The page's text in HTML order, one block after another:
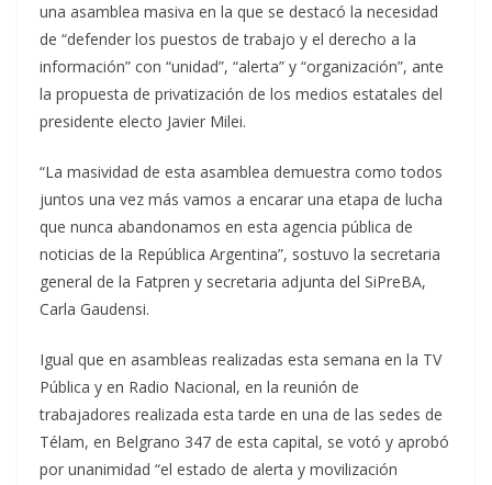
una asamblea masiva en la que se destacó la necesidad
de “defender los puestos de trabajo y el derecho a la
información” con “unidad”, “alerta” y “organización”, ante
la propuesta de privatización de los medios estatales del
presidente electo Javier Milei.
“La masividad de esta asamblea demuestra como todos
juntos una vez más vamos a encarar una etapa de lucha
que nunca abandonamos en esta agencia pública de
noticias de la República Argentina”, sostuvo la secretaria
general de la Fatpren y secretaria adjunta del SiPreBA,
Carla Gaudensi.
Igual que en asambleas realizadas esta semana en la TV
Pública y en Radio Nacional, en la reunión de
trabajadores realizada esta tarde en una de las sedes de
Télam, en Belgrano 347 de esta capital, se votó y aprobó
por unanimidad “el estado de alerta y movilización